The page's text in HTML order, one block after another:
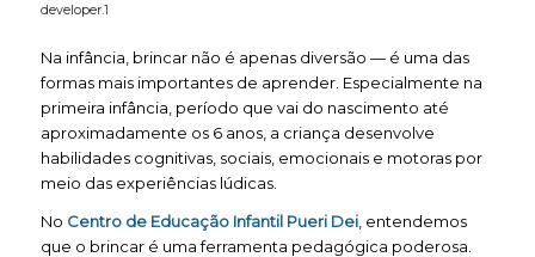
developer.1
Na infância, brincar não é apenas diversão — é uma das
formas mais importantes de aprender. Especialmente na
primeira infância, período que vai do nascimento até
aproximadamente os 6 anos, a criança desenvolve
habilidades cognitivas, sociais, emocionais e motoras por
meio das experiências lúdicas.
No Centro de Educação Infantil Pueri Dei, entendemos
que o brincar é uma ferramenta pedagógica poderosa.